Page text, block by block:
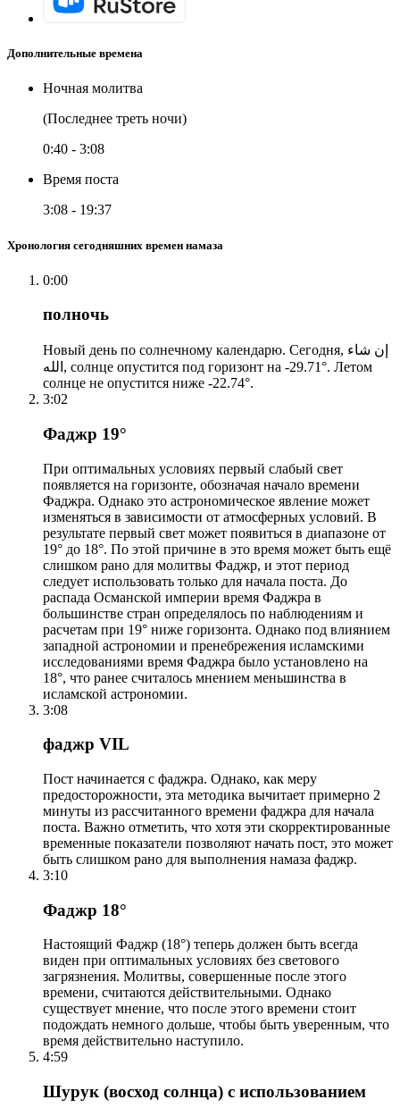
Дополнительные времена
Ночная молитва
(Последнее треть ночи)
0:40 - 3:08
Время поста
3:08 - 19:37
Хронология сегодняшних времен намаза
0:00
полночь
Новый день по солнечному календарю. Сегодня, إن شاء
الله, солнце опустится под горизонт на -29.71°. Летом
солнце не опустится ниже -22.74°.
3:02
Фаджр 19°
При оптимальных условиях первый слабый свет
появляется на горизонте, обозначая начало времени
Фаджра. Однако это астрономическое явление может
изменяться в зависимости от атмосферных условий. В
результате первый свет может появиться в диапазоне от
19° до 18°. По этой причине в это время может быть ещё
слишком рано для молитвы Фаджр, и этот период
следует использовать только для начала поста. До
распада Османской империи время Фаджра в
большинстве стран определялось по наблюдениям и
расчетам при 19° ниже горизонта. Однако под влиянием
западной астрономии и пренебрежения исламскими
исследованиями время Фаджра было установлено на
18°, что ранее считалось мнением меньшинства в
исламской астрономии.
3:08
фаджр VIL
Пост начинается с фаджра. Однако, как меру
предосторожности, эта методика вычитает примерно 2
минуты из рассчитанного времени фаджра для начала
поста. Важно отметить, что хотя эти скорректированные
временные показатели позволяют начать пост, это может
быть слишком рано для выполнения намаза фаджр.
3:10
Фаджр 18°
Настоящий Фаджр (18°) теперь должен быть всегда
виден при оптимальных условиях без светового
загрязнения. Молитвы, совершенные после этого
времени, считаются действительными. Однако
существует мнение, что после этого времени стоит
подождать немного дольше, чтобы быть уверенным, что
время действительно наступило.
4:59
Шурук (восход солнца) с использованием